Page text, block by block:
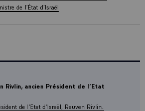
de l’État d’Israël
Rivlin, ancien Président de l’Etat
de l’Etat d’Israël, Reuven Rivlin.